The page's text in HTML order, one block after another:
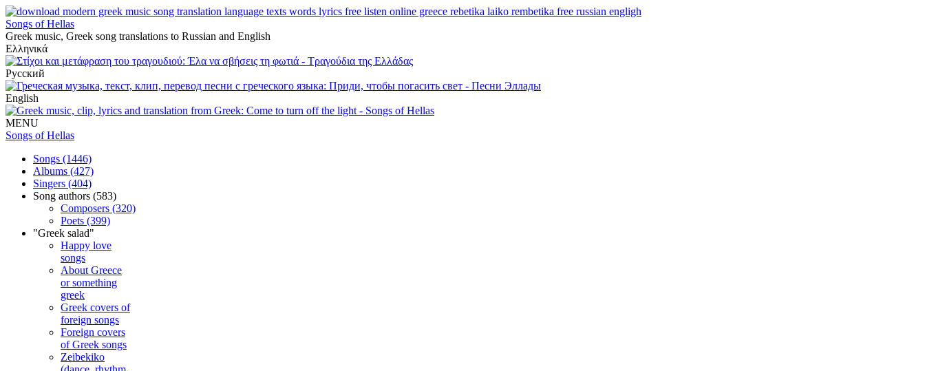
Songs of Hellas
Greek music, Greek song translations to Russian and English
Ελληνικά
Русский
English
MENU
Songs of Hellas
Songs (1446)
Albums (427)
Singers (404)
Song authors (583)
Composers (320)
Poets (399)
"Greek salad"
Happy love
songs
About Greece
or something
greek
Greek covers of
foreign songs
Foreign covers
of Greek songs
Zeibekiko